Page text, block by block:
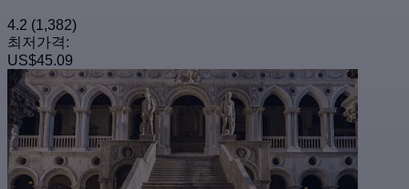
4.2 (1,382)
최저가격:
US$45.09